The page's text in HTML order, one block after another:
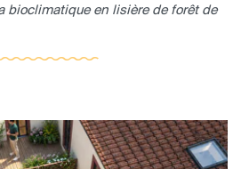
bioclimatique en lisière de forêt de